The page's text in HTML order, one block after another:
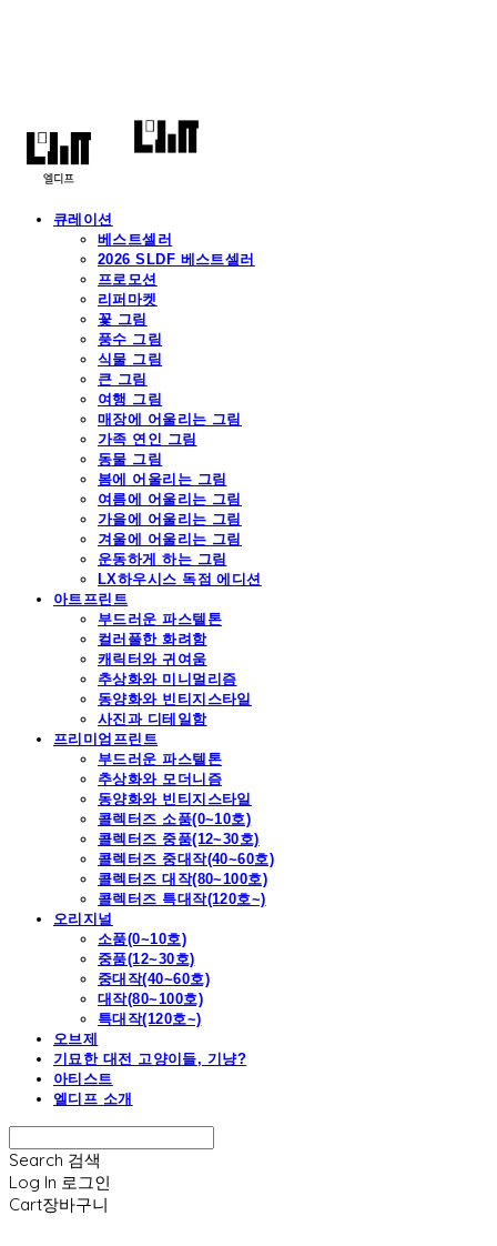
큐레이션
베스트셀러
2026 SLDF 베스트셀러
프로모션
리퍼마켓
꽃 그림
풍수 그림
식물 그림
큰 그림
여행 그림
매장에 어울리는 그림
가족 연인 그림
동물 그림
봄에 어울리는 그림
여름에 어울리는 그림
가을에 어울리는 그림
겨울에 어울리는 그림
운동하게 하는 그림
LX하우시스 독점 에디션
아트프린트
부드러운 파스텔톤
컬러풀한 화려함
캐릭터와 귀여움
추상화와 미니멀리즘
동양화와 빈티지스타일
사진과 디테일함
프리미엄프린트
부드러운 파스텔톤
추상화와 모더니즘
동양화와 빈티지스타일
콜렉터즈 소품(0~10호)
콜렉터즈 중품(12~30호)
콜렉터즈 중대작(40~60호)
콜렉터즈 대작(80~100호)
콜렉터즈 특대작(120호~)
오리지널
소품(0~10호)
중품(12~30호)
중대작(40~60호)
대작(80~100호)
특대작(120호~)
오브제
기묘한 대전 고양이들, 기냥?
아티스트
엘디프 소개
Search 검색
Log In 로그인
Cart장바구니